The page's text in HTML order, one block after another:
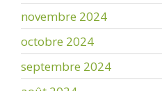
novembre 2024
octobre 2024
septembre 2024